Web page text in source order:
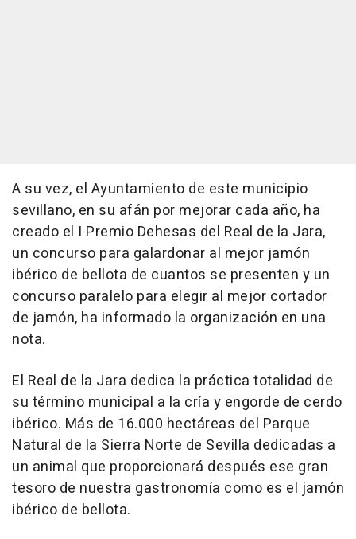
A su vez, el Ayuntamiento de este municipio
sevillano, en su afán por mejorar cada año, ha
creado el I Premio Dehesas del Real de la Jara,
un concurso para galardonar al mejor jamón
ibérico de bellota de cuantos se presenten y un
concurso paralelo para elegir al mejor cortador
de jamón, ha informado la organización en una
nota.
El Real de la Jara dedica la práctica totalidad de
su término municipal a la cría y engorde de cerdo
ibérico. Más de 16.000 hectáreas del Parque
Natural de la Sierra Norte de Sevilla dedicadas a
un animal que proporcionará después ese gran
tesoro de nuestra gastronomía como es el jamón
ibérico de bellota.